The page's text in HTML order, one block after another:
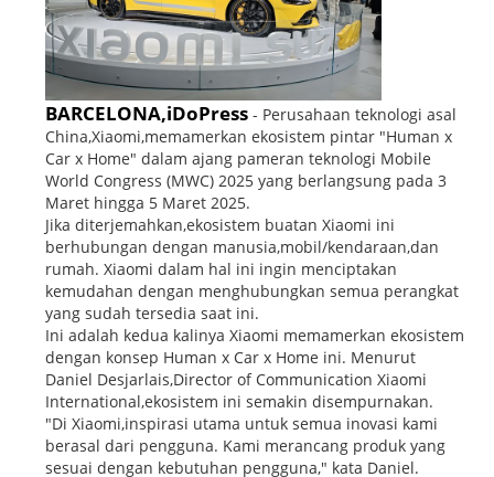
BARCELONA,iDoPress - Perusahaan teknologi asal
China,Xiaomi,memamerkan ekosistem pintar "Human x
Car x Home" dalam ajang pameran teknologi Mobile
World Congress (MWC) 2025 yang berlangsung pada 3
Maret hingga 5 Maret 2025.
Jika diterjemahkan,ekosistem buatan Xiaomi ini
berhubungan dengan manusia,mobil/kendaraan,dan
rumah. Xiaomi dalam hal ini ingin menciptakan
kemudahan dengan menghubungkan semua perangkat
yang sudah tersedia saat ini.
Ini adalah kedua kalinya Xiaomi memamerkan ekosistem
dengan konsep Human x Car x Home ini. Menurut
Daniel Desjarlais,Director of Communication Xiaomi
International,ekosistem ini semakin disempurnakan.
"Di Xiaomi,inspirasi utama untuk semua inovasi kami
berasal dari pengguna. Kami merancang produk yang
sesuai dengan kebutuhan pengguna," kata Daniel.